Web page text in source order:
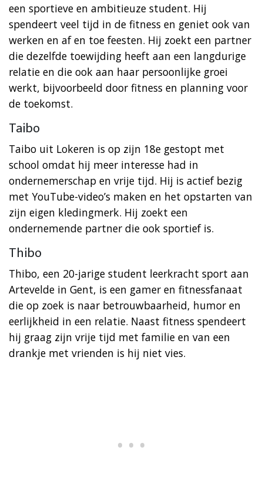
een sportieve en ambitieuze student. Hij
spendeert veel tijd in de fitness en geniet ook van
werken en af en toe feesten. Hij zoekt een partner
die dezelfde toewijding heeft aan een langdurige
relatie en die ook aan haar persoonlijke groei
werkt, bijvoorbeeld door fitness en planning voor
de toekomst.
Taibo
Taibo uit Lokeren is op zijn 18e gestopt met
school omdat hij meer interesse had in
ondernemerschap en vrije tijd. Hij is actief bezig
met YouTube-video’s maken en het opstarten van
zijn eigen kledingmerk. Hij zoekt een
ondernemende partner die ook sportief is.
Thibo
Thibo, een 20-jarige student leerkracht sport aan
Artevelde in Gent, is een gamer en fitnessfanaat
die op zoek is naar betrouwbaarheid, humor en
eerlijkheid in een relatie. Naast fitness spendeert
hij graag zijn vrije tijd met familie en van een
drankje met vrienden is hij niet vies.